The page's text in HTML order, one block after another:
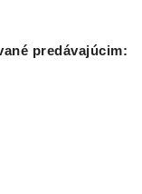
predávajúcim: